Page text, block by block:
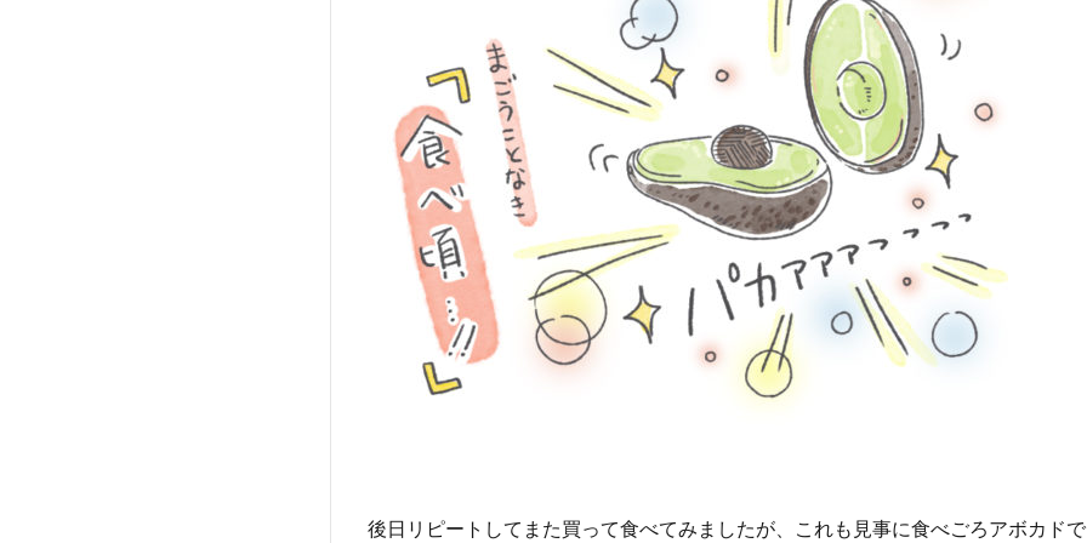
後日リピートしてまた買って食べてみましたが、これも見事に食べごろアボカド